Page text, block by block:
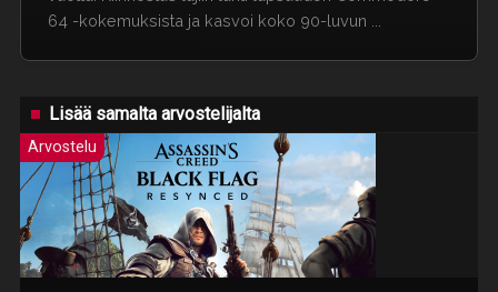
64 -kokemuksista ja kasvoi koko 90-luvun ...
Lisää samalta arvostelijalta
Arvostelu